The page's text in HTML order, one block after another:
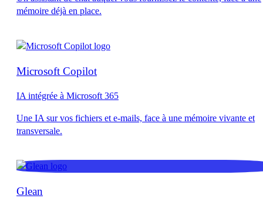
Microsoft Copilot
IA intégrée à Microsoft 365
Glean